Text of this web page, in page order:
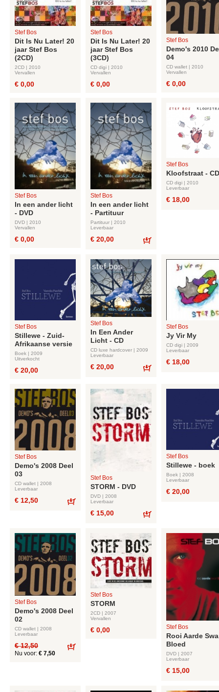
Stef Bos
Dit Is Nu Later! 20
jaar Stef Bos
(2CD)
2CD | 2010
Vervallen
€ 0,00
Stef Bos
Dit Is Nu Later! 20
jaar Stef Bos
(3CD)
CD digi | 2010
Vervallen
€ 0,00
Stef Bos
Demo's 2010
04
CD wallet | 2010
Vervallen
€ 0,00
Stef Bos
In een ander licht
- DVD
DVD | 2010
Vervallen
€ 0,00
Stef Bos
In een ander licht
- Partituur
Partituur | 2010
Leverbaar
€ 20,00
Stef Bos
Kloofstraat - CD
CD digi | 2010
Leverbaar
€ 18,00
Stef Bos
Stillewe - Zuid-
Afrikaanse versie
Boek | 2009
Uitverkocht
€ 20,00
Stef Bos
In Een Ander
Licht - CD
CD luxe hardcover | 2009
Leverbaar
€ 20,00
Stef Bos
Jy Vir My
CD digi | 2009
Leverbaar
€ 18,00
Stef Bos
Demo's 2008 Deel
03
CD wallet | 2008
Leverbaar
€ 12,50
Stef Bos
STORM - DVD
DVD | 2008
Leverbaar
€ 15,00
Stef Bos
Stillewe - boek
Boek | 2008
Leverbaar
€ 20,00
Stef Bos
Demo's 2008 Deel
02
CD wallet | 2008
Leverbaar
€ 12,50
Nu voor: € 7,50
Stef Bos
STORM
2CD | 2007
Vervallen
€ 0,00 Stef Bos
Rooi Aarde
Bloed
DVD | 2007
Leverbaar
€ 15,00